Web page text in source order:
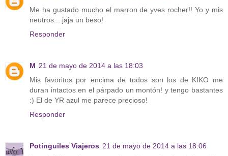
Me ha gustado mucho el marron de yves rocher!! Yo y mis
neutros... jaja un beso!
Responder
M 21 de mayo de 2014 a las 18:03
Mis favoritos por encima de todos son los de KIKO me
duran intactos en el párpado un montón! y tengo bastantes
:) El de YR azul me parece precioso!
Responder
Potinguiles Viajeros 21 de mayo de 2014 a las 18:06